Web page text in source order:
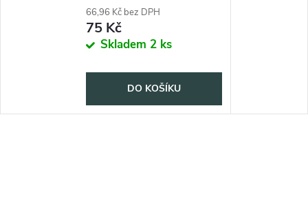
66,96 Kč bez DPH
75 Kč
Skladem 2 ks
DO KOŠÍKU